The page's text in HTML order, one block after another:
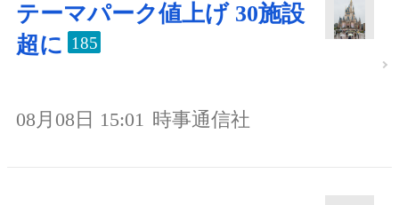
テーマパーク値上げ 30施設
超に 185
08月08日 15:01 時事通信社